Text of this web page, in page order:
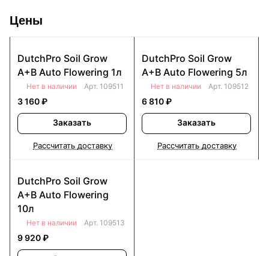
Цены
DutchPro Soil Grow
A+B Auto Flowering 1л
Нет в наличии Арт. 109511
3 160 ₽
Заказать
Рассчитать доставку
DutchPro Soil Grow
A+B Auto Flowering 5л
Нет в наличии Арт. 109512
6 810 ₽
Заказать
Рассчитать доставку
DutchPro Soil Grow
A+B Auto Flowering
10л
Нет в наличии Арт. 109513
9 920 ₽